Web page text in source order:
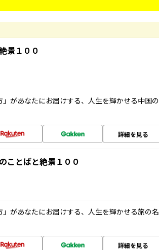
景１００
があなたにお届けする、人生を輝かせる中国の
詳細を見る
ことばと絶景１００
があなたにお届けする、人生を輝かせる旅の名
詳細を見る